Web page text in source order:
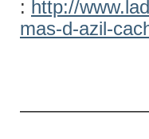
: http://
mas-d-azil-